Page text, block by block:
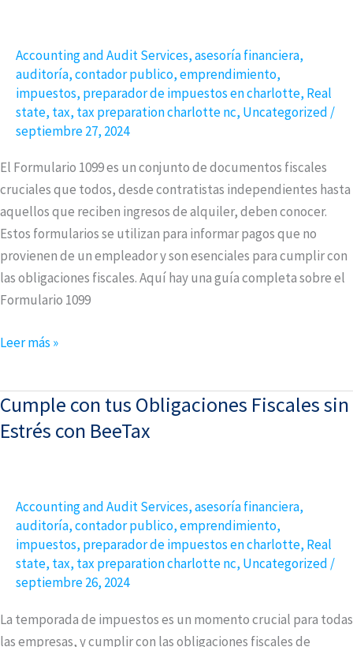
Accounting and Audit Services,asesoría financiera,
auditoría,contador publico,emprendimiento,
impuestos, preparador de impuestos en charlotte, Real
state, tax, tax preparation charlotte nc, Uncategorized /
septiembre 27, 2024
El Formulario 1099 es un conjunto de documentos fiscales
cruciales que todos, desde contratistas independientes hasta
aquellos que reciben ingresos de alquiler, deben conocer.
Estos formularios se utilizan para informar pagos que no
provienen de un empleador y son esenciales para cumplir con
las obligaciones fiscales. Aquí hay una guía completa sobre el
Formulario 1099
Formularios
1099
Sorpresas
Fiscales
Leer más »
Cumple con tus Obligaciones Fiscales sin
Estrés con BeeTax
Accounting and Audit Services,asesoría financiera,
auditoría,contador publico,emprendimiento,
impuestos, preparador de impuestos en charlotte, Real
state, tax, tax preparation charlotte nc, Uncategorized /
septiembre 26, 2024
La temporada de impuestos es un momento crucial para todas
las empresas, y cumplir con las obligaciones fiscales de
Cumple
con
Estrés
BeeTax